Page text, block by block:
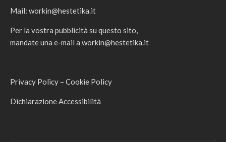
Mail: workin@hestetika.it
Per la vostra pubblicità su questo sito,
mandate una e-mail a workin@hestetika.it
Privacy Policy – Cookie Policy
Dichiarazione Accessibilità